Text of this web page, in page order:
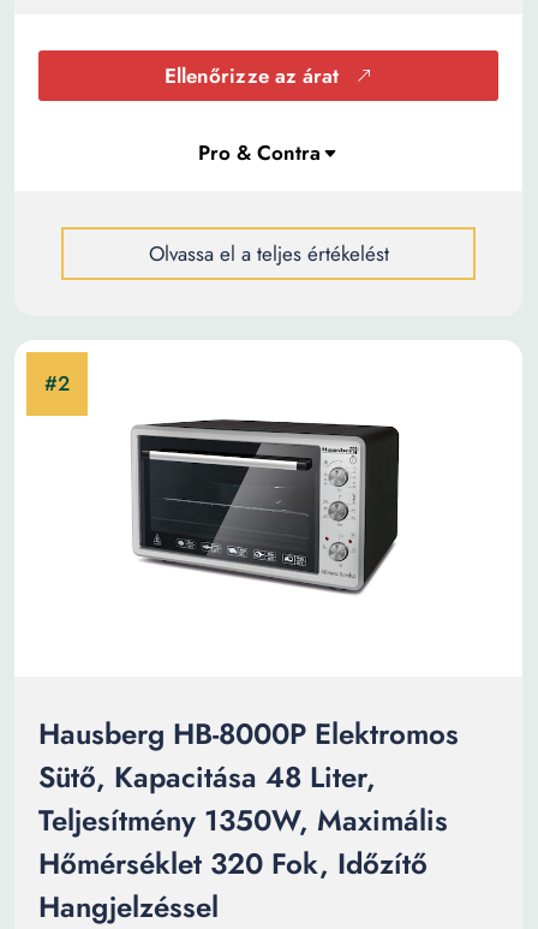
Ellenőrizze az árat
Olvassa el a teljes értékelést
Hausberg HB-8000P Elektromos
Sütő, Kapacitása 48 Liter,
Teljesítmény 1350W, Maximális
Hőmérséklet 320 Fok, Időzítő
Hangjelzéssel